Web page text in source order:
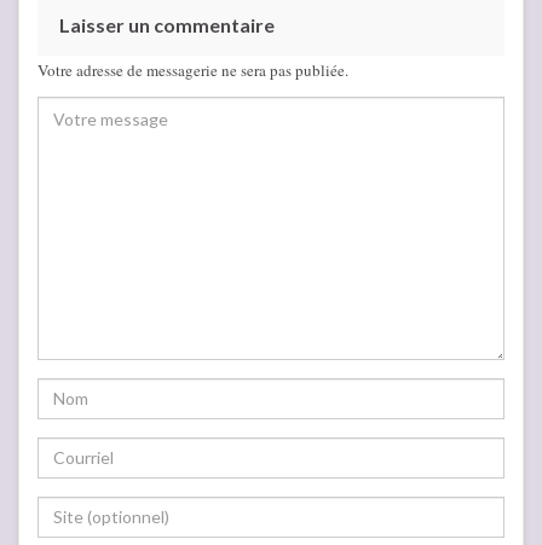
Laisser un commentaire
Votre adresse de messagerie ne sera pas publiée.